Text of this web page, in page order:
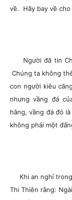
về. Hãy bay về
Người đã tin
Chúng ta không
con người kiêu
nhưng vầng đá
hằng, vầng đá đó
không phải một
Khi an nghỉ
Thi Thiên rằng: